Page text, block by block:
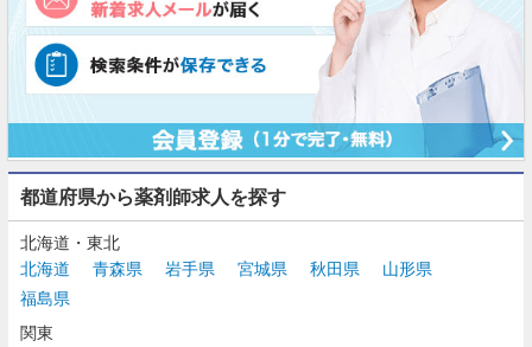
都道府県から薬剤師求人を探す
北海道・東北
北海道
青森県 岩手県 宮城県 秋田県
山形県
福島県
関東